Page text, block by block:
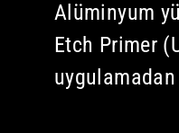
Alüminyum
Etch Primer